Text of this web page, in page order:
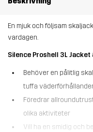
En mjuk och följsam
vardagen.
Silence Proshell 3L
Behöver en pålitlig
tuffa
Föredrar
olika aktiviteter
Vill ha en smidig och